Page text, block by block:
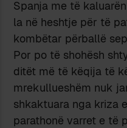
Spanja me të
la në heshtje për të
kombëtar përballë
Por po të shohësh
ditët më të këqija të
mrekullueshëm nuk
shkaktuara nga kriza
parathonë varret e të